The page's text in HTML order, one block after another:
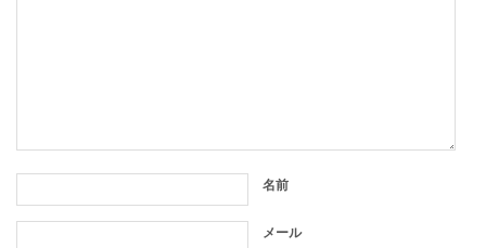
名前
メール